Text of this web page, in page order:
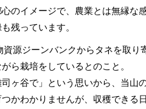
のイメージで、農業とは無縁な
残っています。
源ジーンバンクからタネを取
ら栽培をしているとのこと。
ヶ谷で」という思いから、当山
かわかりませんが、収穫できる